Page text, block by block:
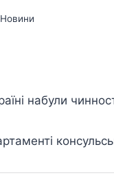
Hовини
набули